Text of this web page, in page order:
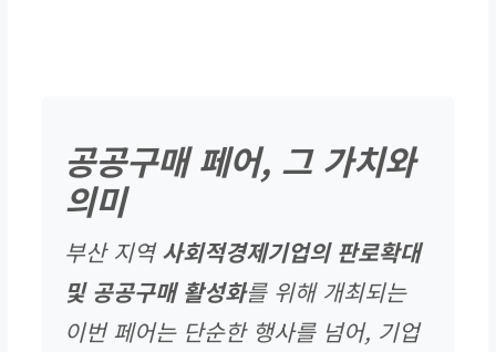
공공구매 페어, 그 가치와
의미
부산 지역사회적경제기업의 판로확대
및 공공구매 활성화를 위해 개최되는
이번 페어는 단순한 행사를 넘어, 기업